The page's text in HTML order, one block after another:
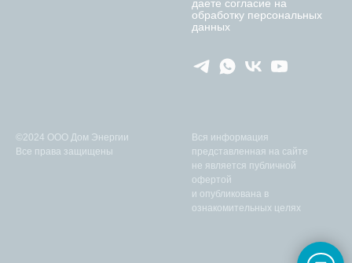
даете согласие на
обработку персональных
данных
©2024 ООО Дом Энергии
Все права защищены
Вся информация
представленная на сайте
не является публичной
офертой
и опубликована в
ознакомительных целях